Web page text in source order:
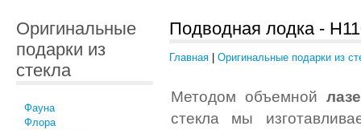
Оригинальные
подарки из
стекла
Фауна
Флора
Подводная лодка -
Главная Оригинальные подарки из
Методом объемной
стекла мы